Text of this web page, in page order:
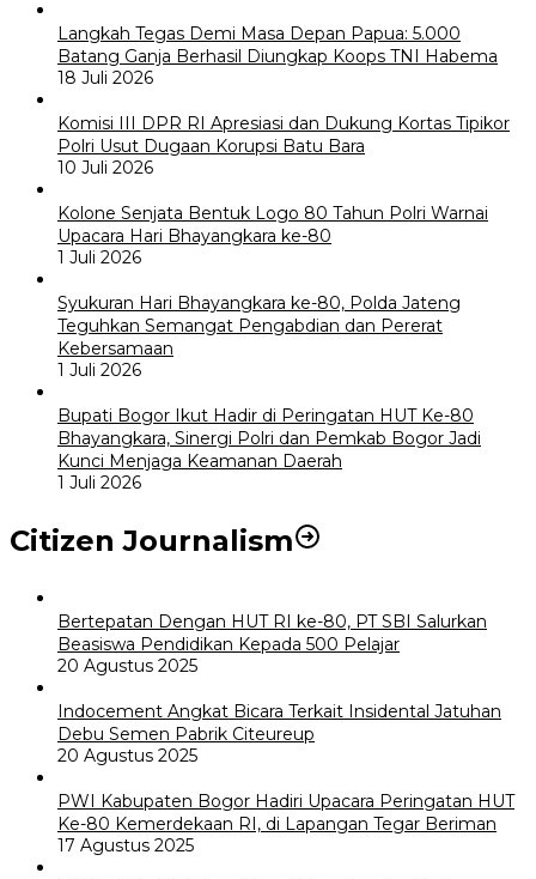
Langkah Tegas Demi Masa Depan Papua: 5.000
Batang Ganja Berhasil Diungkap Koops TNI Habema
18 Juli 2026
Komisi III DPR RI Apresiasi dan Dukung Kortas Tipikor
Polri Usut Dugaan Korupsi Batu Bara
10 Juli 2026
Kolone Senjata Bentuk Logo 80 Tahun Polri Warnai
Upacara Hari Bhayangkara ke-80
1 Juli 2026
Syukuran Hari Bhayangkara ke-80, Polda Jateng
Teguhkan Semangat Pengabdian dan Pererat
Kebersamaan
1 Juli 2026
Bupati Bogor Ikut Hadir di Peringatan HUT Ke-80
Bhayangkara, Sinergi Polri dan Pemkab Bogor Jadi
Kunci Menjaga Keamanan Daerah
1 Juli 2026
Citizen Journalism
Bertepatan Dengan HUT RI ke-80, PT SBI Salurkan
Beasiswa Pendidikan Kepada 500 Pelajar
20 Agustus 2025
Indocement Angkat Bicara Terkait Insidental Jatuhan
Debu Semen Pabrik Citeureup
20 Agustus 2025
PWI Kabupaten Bogor Hadiri Upacara Peringatan HUT
Ke-80 Kemerdekaan RI, di Lapangan Tegar Beriman
17 Agustus 2025